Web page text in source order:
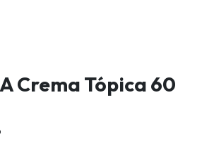
Crema Tópica 60